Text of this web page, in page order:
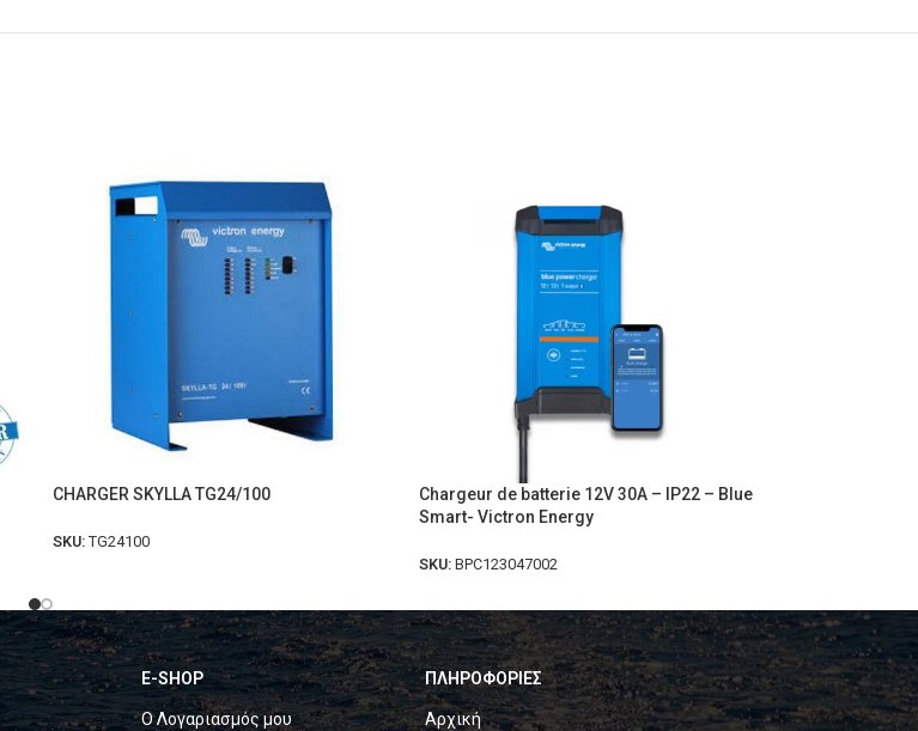
CHARGER SKYLLA TG24/100
SKU: TG24100
Chargeur de batterie 12V 30A – IP22 – Blue
Smart- Victron Energy
SKU: BPC123047002
E-SHOP
Ο Λογαριασμός μου
ΠΛΗΡΟΦΟΡΙΕΣ
Αρχική